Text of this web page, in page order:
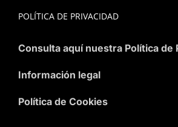
POLÍTICA DE PRIVACIDAD
Consulta aquí nuestra Política de
Información legal
Política de Cookies